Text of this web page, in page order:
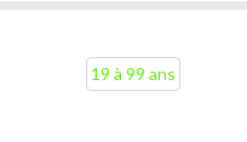
19 à 99 ans